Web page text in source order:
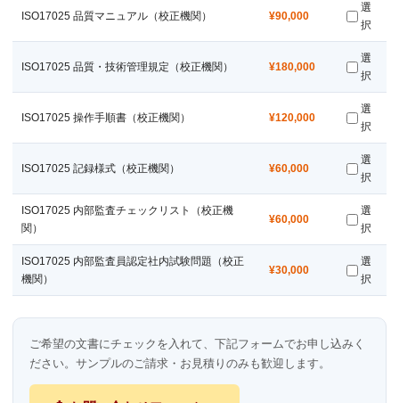
ISO17025 品質マニュアル（校正機関） ¥90,000
選
択
ISO17025 品質・技術管理規定（校正機関） ¥180,000
選
択
ISO17025 操作手順書（校正機関） ¥120,000
選
択
ISO17025 記録様式（校正機関） ¥60,000
選
択
ISO17025 内部監査チェックリスト（校正機
関）
¥60,000
選
択
ISO17025 内部監査員認定社内試験問題（校正
機関）
¥30,000
選
択
ご希望の文書にチェックを入れて、下記フォームでお申し込みく
ださい。サンプルのご請求・お見積りのみも歓迎します。